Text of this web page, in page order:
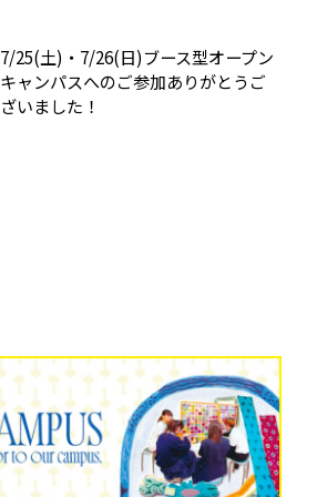
7/25(土)・7/26(日)ブース型オープン
キャンパスへのご参加ありがとうご
ざいました！